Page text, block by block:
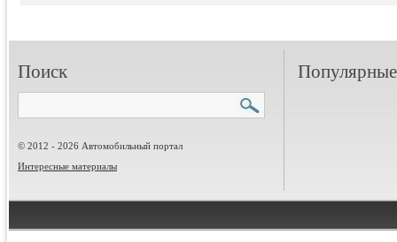
Поиск
© 2012 - 2026 Автомобильный портал
Интересные материалы
Популярные